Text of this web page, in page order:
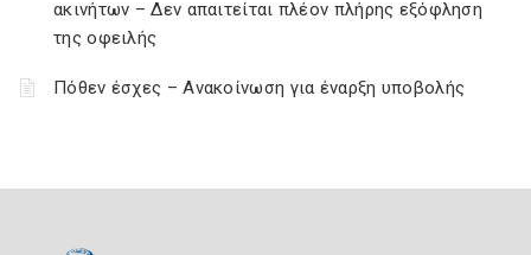
ακινήτων – Δεν απαιτείται πλέον πλήρης εξόφληση
της οφειλής
Πόθεν έσχες – Ανακοίνωση για έναρξη υποβολής